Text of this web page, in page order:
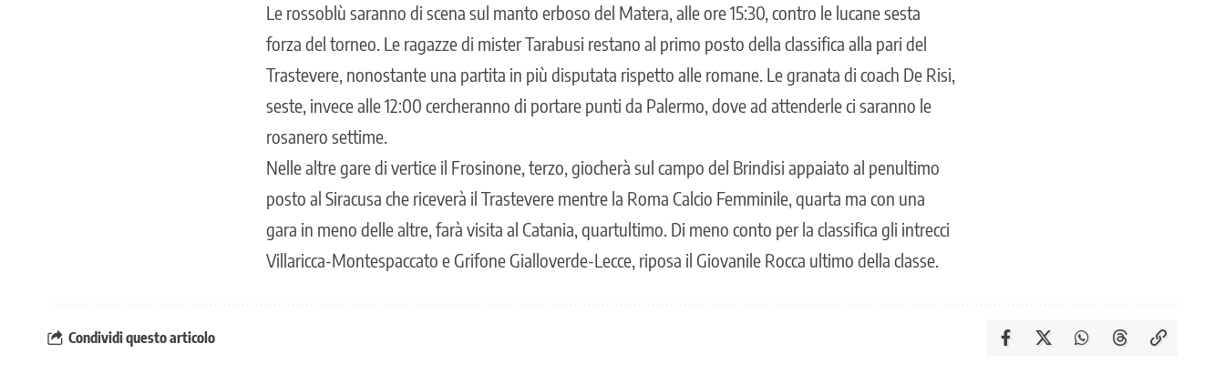
Le rossoblù saranno di scena sul manto erboso del Matera, alle ore 15:30, contro le lucane sesta
forza del torneo. Le ragazze di mister Tarabusi restano al primo posto della classifica alla pari del
Trastevere, nonostante una partita in più disputata rispetto alle romane. Le granata di coach De Risi,
seste, invece alle 12:00 cercheranno di portare punti da Palermo, dove ad attenderle ci saranno le
rosanero settime.
Nelle altre gare di vertice il Frosinone, terzo, giocherà sul campo del Brindisi appaiato al penultimo
posto al Siracusa che riceverà il Trastevere mentre la Roma Calcio Femminile, quarta ma con una
gara in meno delle altre, farà visita al Catania, quartultimo. Di meno conto per la classifica gli intrecci
Villaricca-Montespaccato e Grifone Gialloverde-Lecce, riposa il Giovanile Rocca ultimo della classe.
Condividi questo articolo